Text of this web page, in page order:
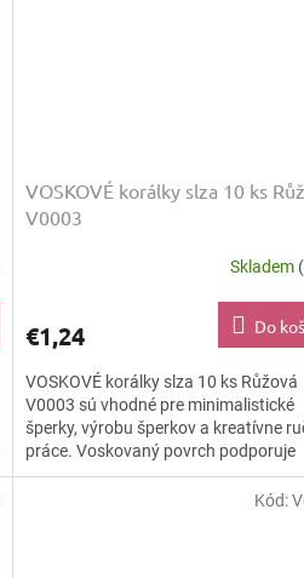
VOSKOVÉ korálky slza 10 ks
V0003
Skladem
€1,24 Do
VOSKOVÉ korálky slza 10 ks Růžová
V0003 sú vhodné pre minimalistické
šperky, výrobu šperkov a kreatívne
práce. Voskovaný povrch podporuje
rovnomerný farebný efekt a
Kód: